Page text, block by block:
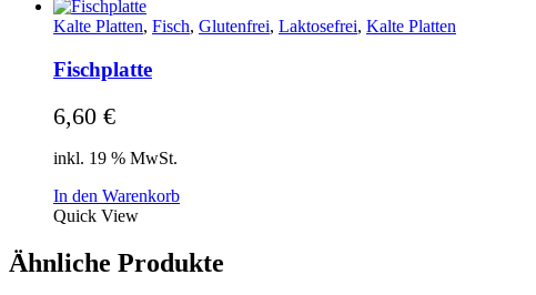
Kalte Platten, Fisch, Glutenfrei, Laktosefrei, Kalte Platten
Fischplatte
6,60 €
inkl. 19 % MwSt.
In den Warenkorb
Quick View
Ähnliche Produkte